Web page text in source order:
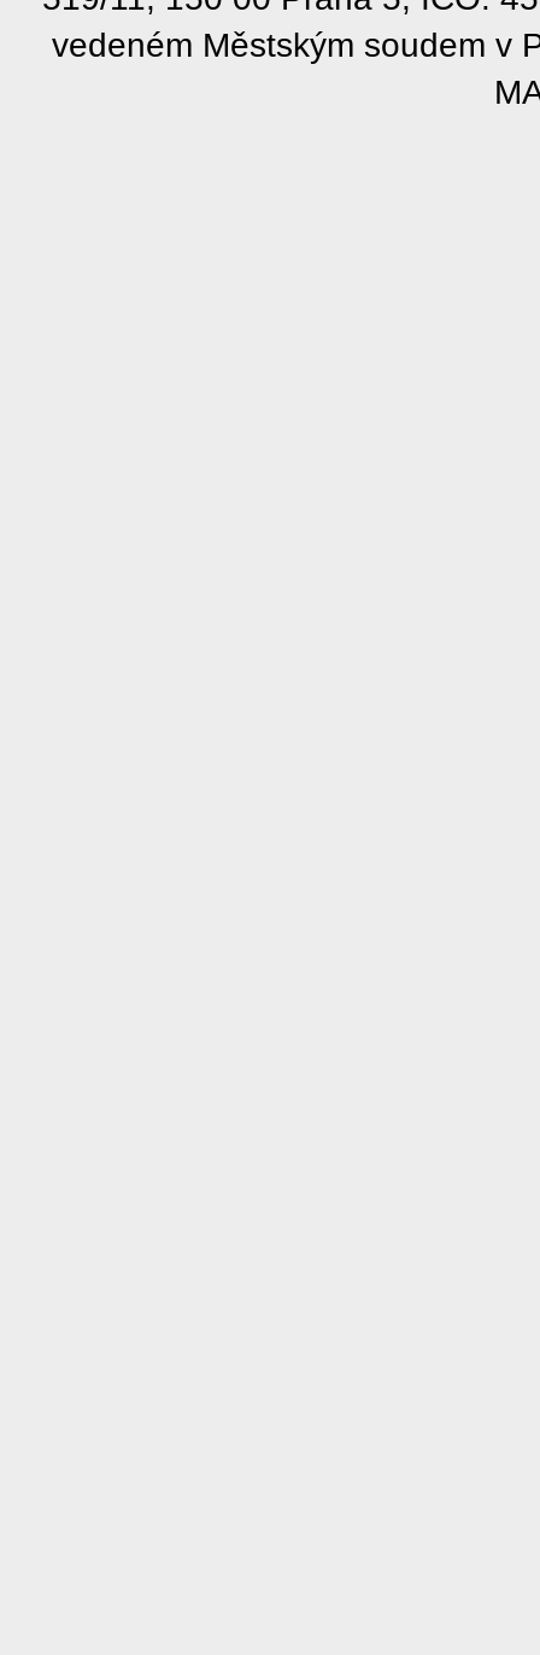
vedeném Městským soudem v